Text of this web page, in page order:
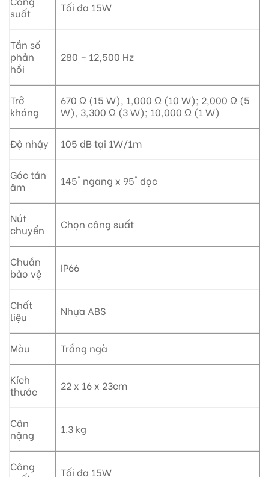
suất
Tối đa 15W
Tần số
phản
hồi
280 – 12,500 Hz
Trở
kháng
670 Ω (15 W), 1,000 Ω (10 W); 2,000 Ω (5
W), 3,300 Ω (3 W); 10,000 Ω (1 W)
Độ nhậy 105 dB tại 1W/1m
Góc tán
âm
145° ngang x 95° dọc
Nút
chuyển
Chọn công suất
Chuẩn
bảo vệ
IP66
Chất
liệu
Nhựa ABS
Màu Trắng ngà
Kích
thước
22 x 16 x 23cm
Cân
nặng
1.3 kg
Công
Tối đa 15W